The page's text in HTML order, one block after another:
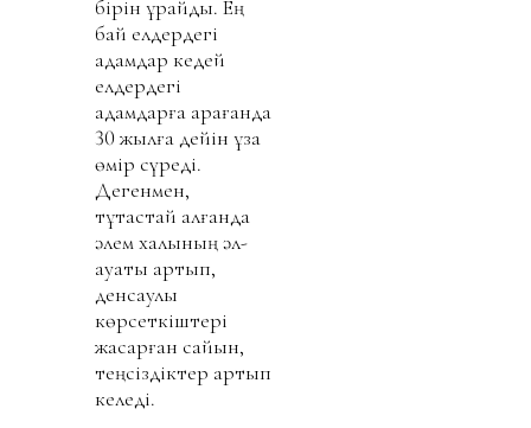
бірін құрайды. Ең
бай елдердегі
адамдар кедей
елдердегі
адамдарға қарағанда
30 жылға дейін ұзақ
өмір сүреді.
Дегенмен,
тұтастай алғанда
әлем халқының әл-
ауқаты артып,
денсаулық
көрсеткіштері
жақсарған сайын,
теңсіздіктер артып
келеді.